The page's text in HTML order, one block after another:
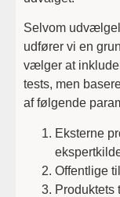
Selvom
udfører vi en
vælger at
tests, men
af følgende
Eksterne
Offentlige
Produktets